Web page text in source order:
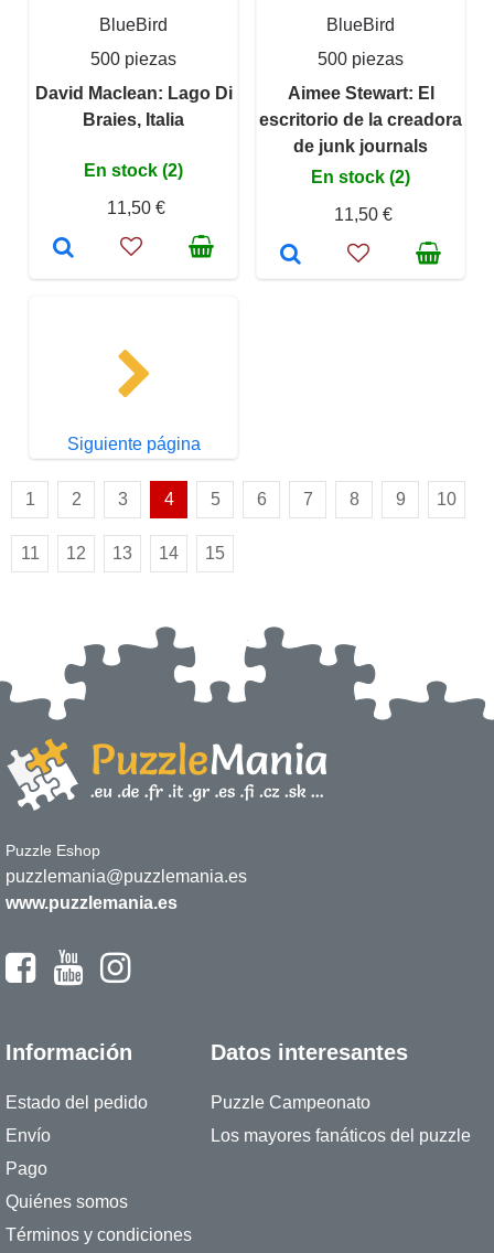
BlueBird
500 piezas
David Maclean: Lago Di
Braies, Italia
En stock (2)
11,50 €
BlueBird
500 piezas
Aimee Stewart: El
escritorio de la creadora
de junk journals
En stock (2)
11,50 €
Siguiente página
1 2 3 4 5 6 7 8 9 10
11 12 13 14 15
Puzzle Eshop
puzzlemania@puzzlemania.es
www.puzzlemania.es
Información
Estado del pedido
Envío
Pago
Quiénes somos
Términos y condiciones
Datos interesantes
Puzzle Campeonato
Los mayores fanáticos del puzzle